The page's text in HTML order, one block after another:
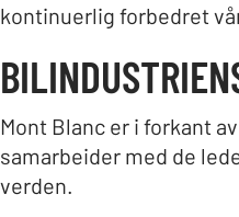
kontinuerlig forbedret
Mont Blanc er i forkant
samarbeider med de
verden.